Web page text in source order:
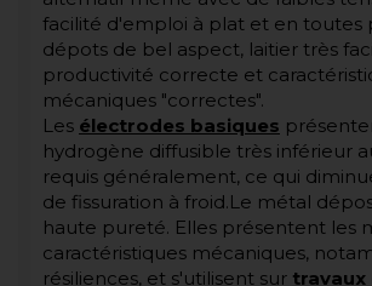
facilité d'emploi à plat et en toutes
dépots de bel aspect, laitier très
productivité correcte et
mécaniques "correctes".
Les électrodes basiques
hydrogène diffusible très inférieur
requis généralement, ce qui
de fissuration à froid.Le métal
haute pureté. Elles présentent les
caractéristiques mécaniques,
résiliences, et s'utilisent sur travaux